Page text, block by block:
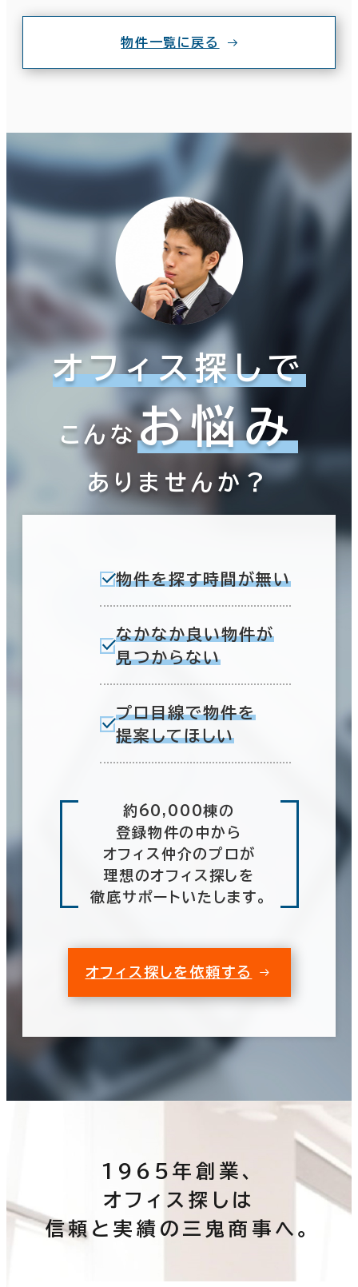
物件一覧に戻る
オフィス探しで
こんなお悩み
ありませんか？
物件を探す時間が無い
なかなか良い物件が
見つからない
プロ目線で物件を
提案してほしい
約60,000棟の
登録物件の中から
オフィス仲介のプロが
理想のオフィス探しを
徹底サポートいたします。
オフィス探しを依頼する
1965年創業、
オフィス探しは
信頼と実績の三鬼商事へ。